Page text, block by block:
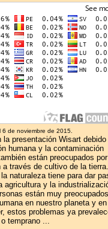
de noviembre de 2015.
presentación Wisart
humana y la contaminación
están preocupados
a través de cultivo de la tierra.
naturaleza tiene para dar
agricultura y la
están muy
en nuestro planeta y
estos problemas ya
temprano ...